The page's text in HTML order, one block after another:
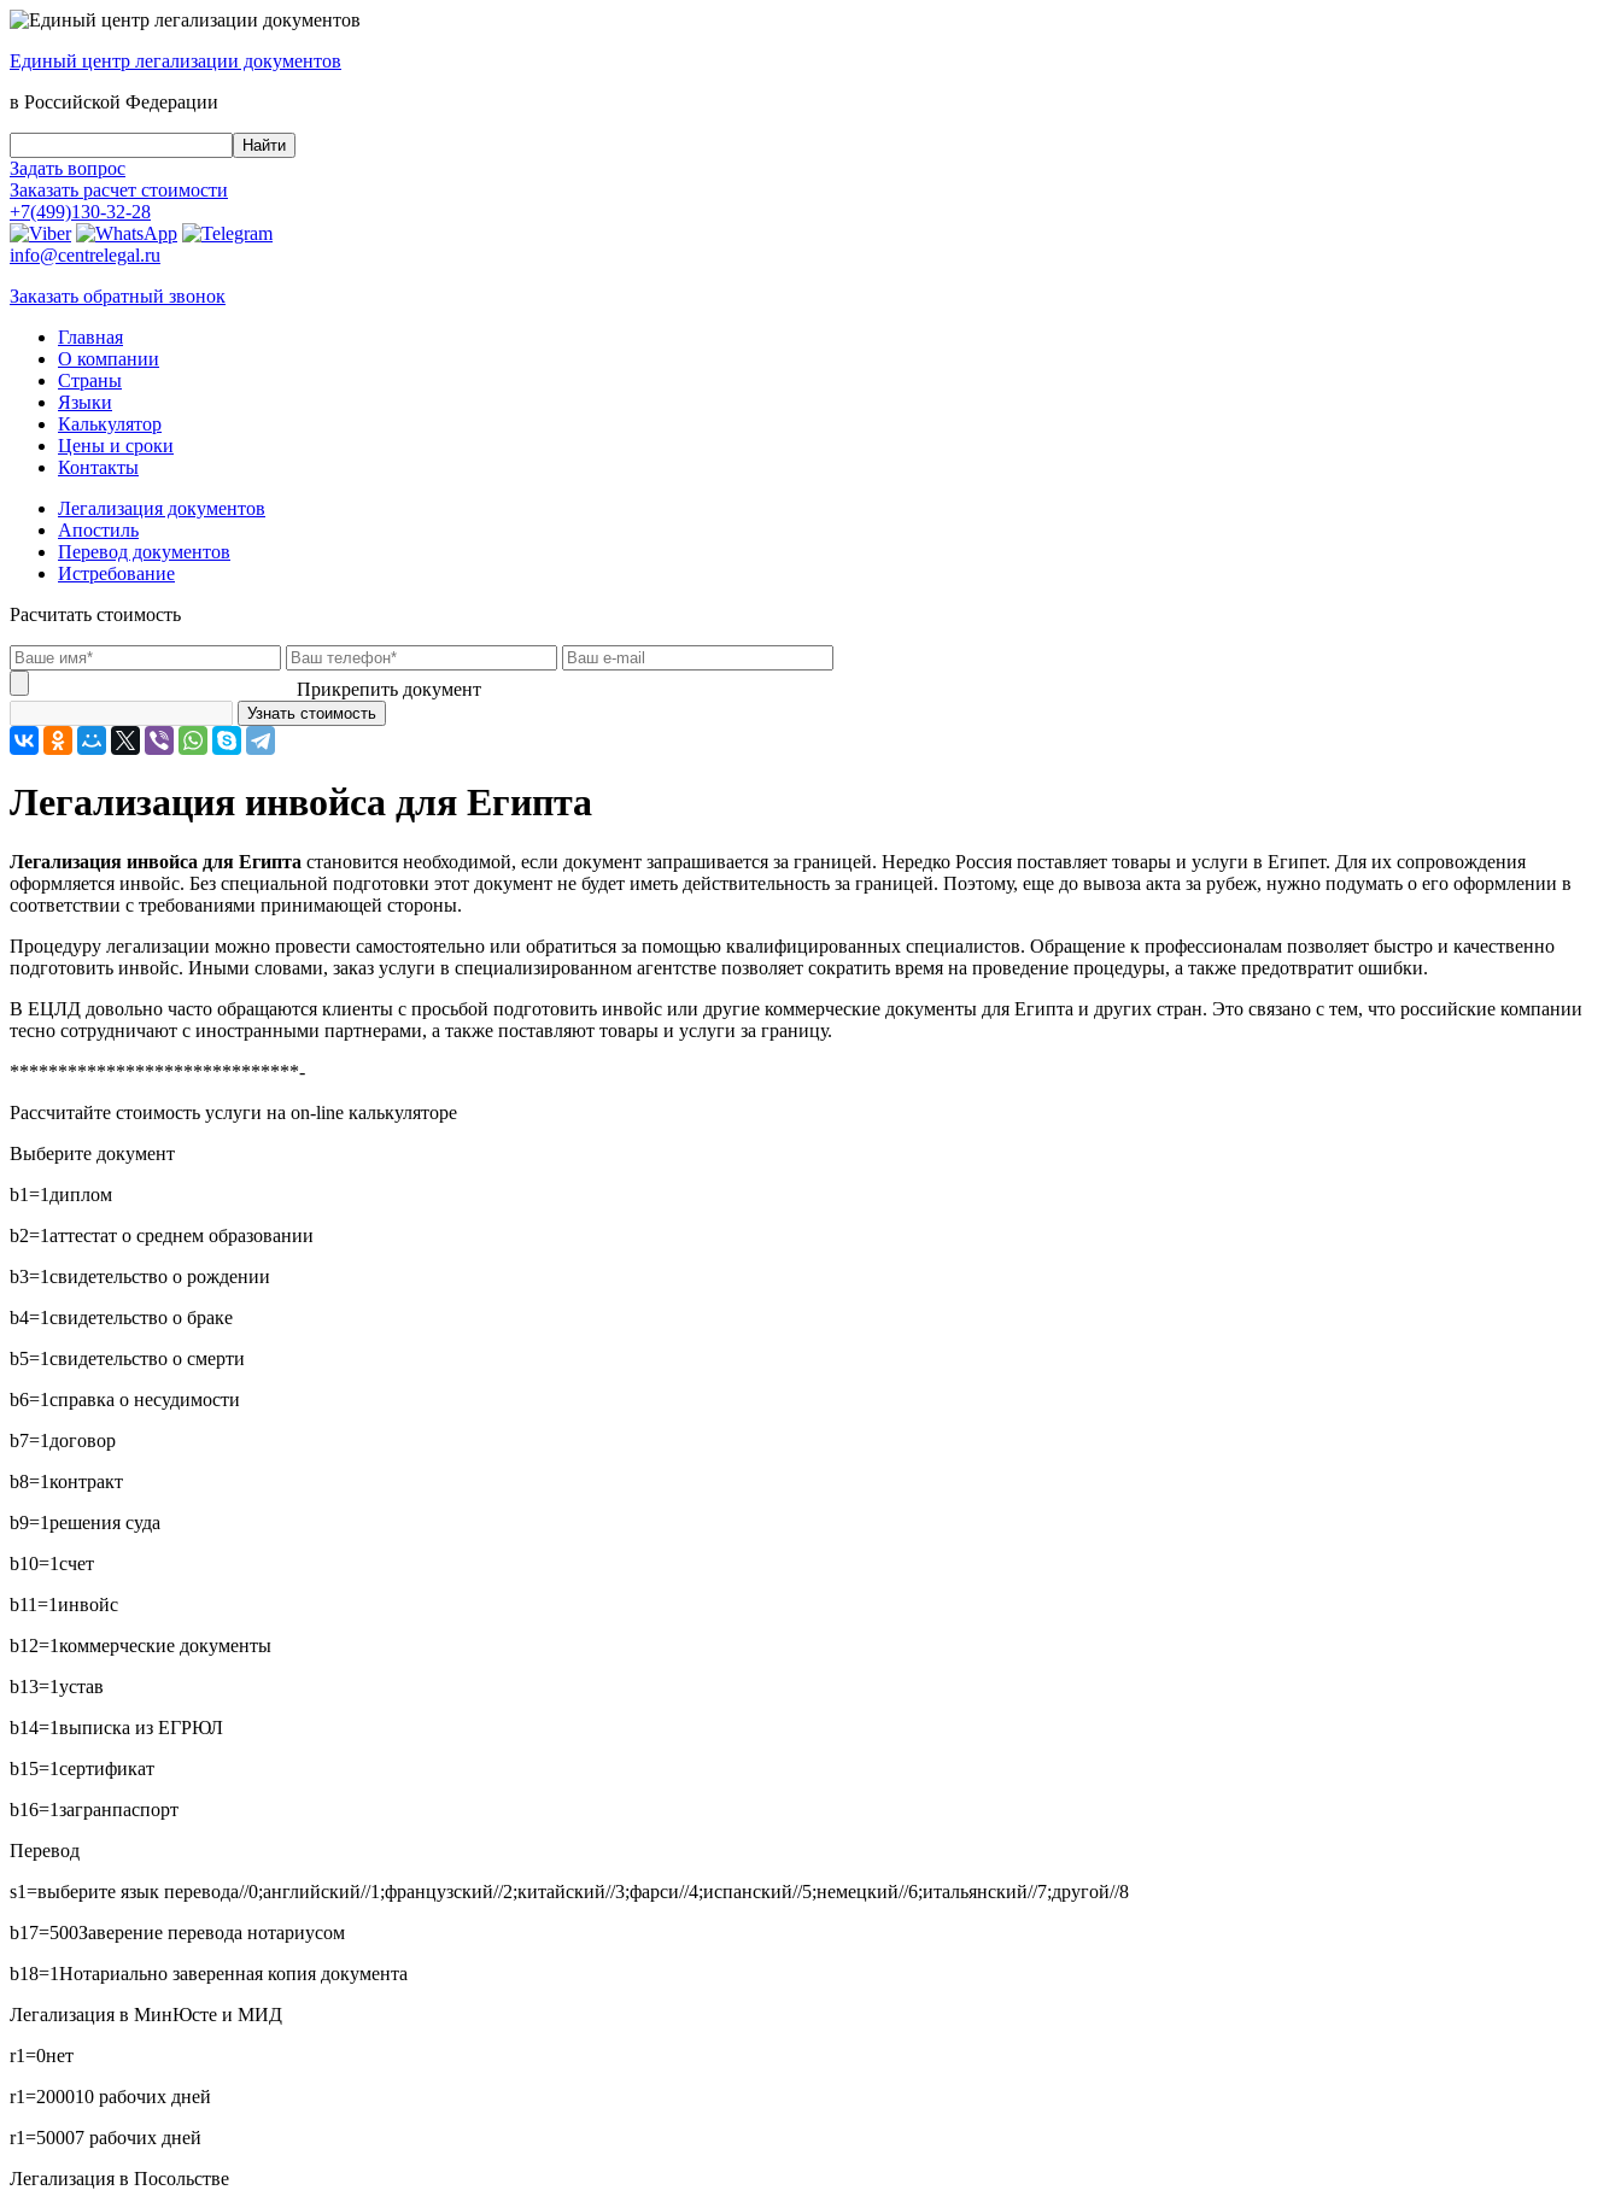
Единый центр легализации документов
в Российской Федерации
Задать вопрос
Заказать расчет стоимости
+7(499)130-32-28
info@centrelegal.ru
Заказать обратный звонок
Главная
О компании
Страны
Языки
Калькулятор
Цены и сроки
Контакты
Легализация документов
Апостиль
Перевод документов
Истребование
Расчитать стоимость
Прикрепить документ
Легализация инвойса для Египта
Легализация инвойса для Египта становится необходимой, если документ запрашивается за границей. Нередко Россия поставляет товары и услуги в Египет. Для их сопровождения
оформляется инвойс. Без специальной подготовки этот документ не будет иметь действительность за границей. Поэтому, еще до вывоза акта за рубеж, нужно подумать о его оформлении в
соответствии с требованиями принимающей стороны.
Процедуру легализации можно провести самостоятельно или обратиться за помощью квалифицированных специалистов. Обращение к профессионалам позволяет быстро и качественно
подготовить инвойс. Иными словами, заказ услуги в специализированном агентстве позволяет сократить время на проведение процедуры, а также предотвратит ошибки.
В ЕЦЛД довольно часто обращаются клиенты с просьбой подготовить инвойс или другие коммерческие документы для Египта и других стран. Это связано с тем, что российские компании
тесно сотрудничают с иностранными партнерами, а также поставляют товары и услуги за границу.
******************************-
Рассчитайте стоимость услуги на on-line калькуляторе
Выберите документ
b1=1 диплом
b2=1аттестат о среднем образовании
b3=1свидетельство о рождении
b4=1свидетельство о браке
b5=1свидетельство о смерти
b6=1справка о несудимости
b7=1 договор
b8=1контракт
b9=1решения суда
b10=1счет
b11=1инвойс
b12=1коммерческие документы
b13=1устав
b14=1выписка из ЕГРЮЛ
b15=1сертификат
b16=1загранпаспорт
Перевод
s1=выберите язык перевода//0;английский//1;французский//2;китайский//3;фарси//4;испанский//5;немецкий//6;итальянский//7;другой//8
b17=500Заверение перевода нотариусом
b18=1Нотариально заверенная копия документа
Легализация в МинЮсте и МИД
r1=0нет
r1=200010 рабочих дней
r1=50007 рабочих дней
Легализация в Посольстве